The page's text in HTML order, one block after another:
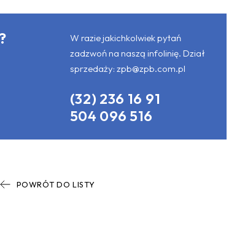
W razie jakichkolwiek pytań
zadzwoń na naszą infolinię. Dział
sprzedaży: zpb@zpb.com.pl
(32) 236 16 91
504 096 516
POWRÓT DO LISTY